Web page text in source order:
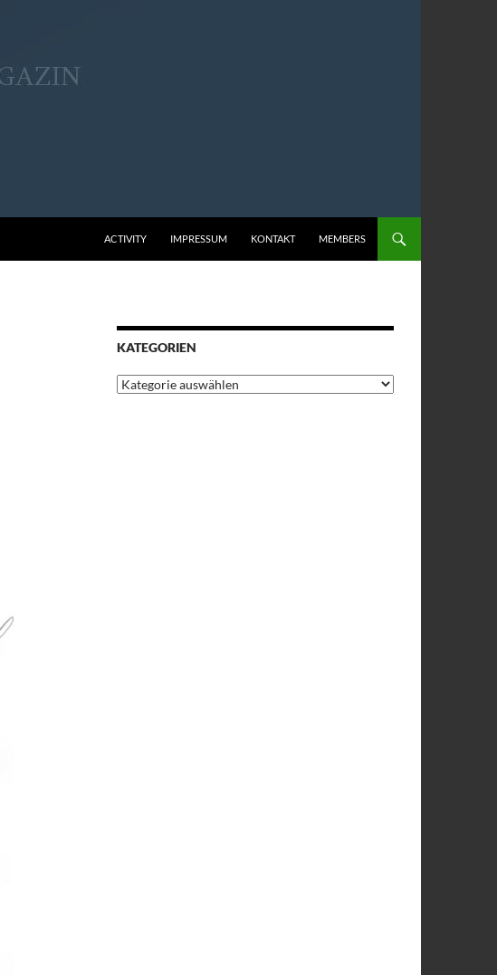
ACTIVITY IMPRESSUM KONTAKT MEMBERS
KATEGORIEN
Kategorien